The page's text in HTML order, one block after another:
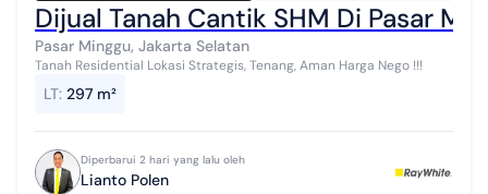
Dijual Tanah Cantik SHM Di Pasar
Pasar Minggu, Jakarta Selatan
Tanah Residential Lokasi Strategis, Tenang, Aman Harga Nego !!!
LT: 297 m²
Diperbarui 2 hari yang lalu oleh
Lianto Polen